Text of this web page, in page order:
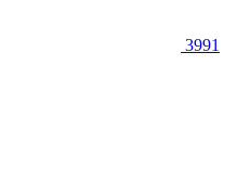
3991